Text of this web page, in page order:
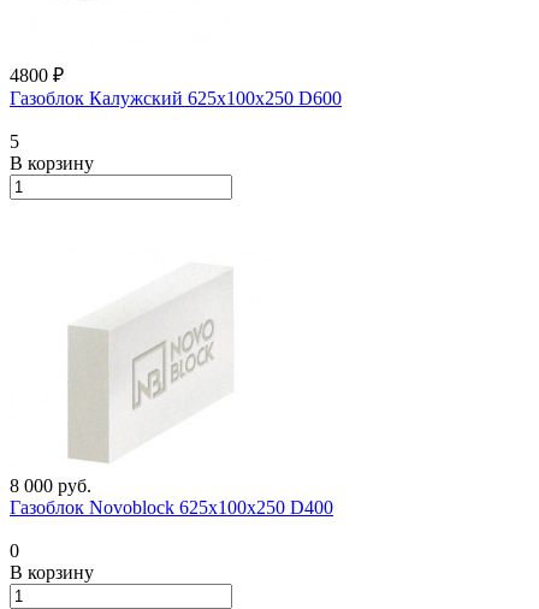
4800 ₽
Газоблок Калужский 625х100х250 D600
5
В корзину
8 000 руб.
Газоблок Novoblock 625х100х250 D400
0
В корзину